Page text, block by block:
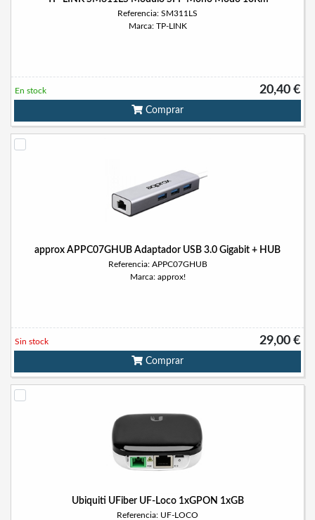
Referencia: SM311LS
Marca: TP-LINK
20,40 €
En stock
Comprar
approx APPC07GHUB Adaptador USB 3.0 Gigabit + HUB
Referencia: APPC07GHUB
Marca: approx!
29,00 €
Sin stock
Comprar
Ubiquiti UFiber UF-Loco 1xGPON 1xGB
Referencia: UF-LOCO